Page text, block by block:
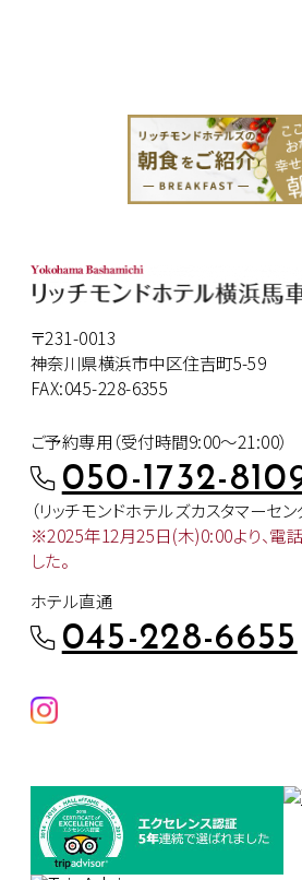
〒231-0013
神奈川県横浜市中区住吉町5-59
FAX:045-228-6355
ご予約専用（受付時間9:00～21:00）
050-1732-
（リッチモンドホテルズカスタマーセン
※2025年12月25日(木)0:00より、電
した。
ホテル直通
045-228-6655